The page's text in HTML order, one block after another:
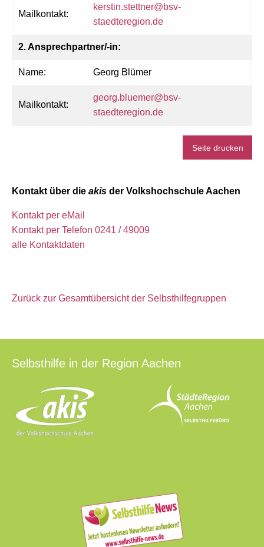
Mailkontakt:
kerstin.stettner@bsv-
staedteregion.de
2. Ansprechpartner/-in:
Name: Georg Blümer
Mailkontakt:
georg.bluemer@bsv-
staedteregion.de
Seite drucken
Kontakt über die akis der Volkshochschule Aachen
Kontakt per eMail
Kontakt per Telefon 0241 / 49009
alle Kontaktdaten
Zurück zur Gesamtübersicht der Selbsthilfegruppen
Selbsthilfe in der Region Aachen